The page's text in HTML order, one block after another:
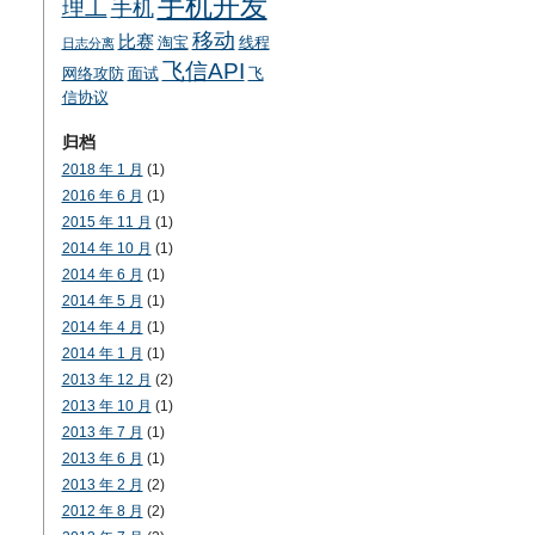
理工 手机
日志分离 比赛 淘宝 移动 线程
网络攻防 面试 飞信API 飞
信协议
归档
2018 年 1 月 (1)
2016 年 6 月 (1)
2015 年 11 月 (1)
2014 年 10 月 (1)
2014 年 6 月 (1)
2014 年 5 月 (1)
2014 年 4 月 (1)
2014 年 1 月 (1)
2013 年 12 月 (2)
2013 年 10 月 (1)
2013 年 7 月 (1)
2013 年 6 月 (1)
2013 年 2 月 (2)
2012 年 8 月 (2)